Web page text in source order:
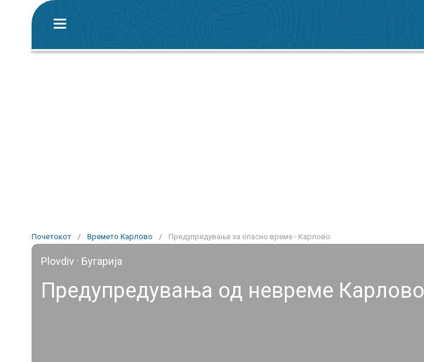
Почетокот / Времето Карлово / Предупредувања за опасно време - Карлово
Plovdiv · Бугарија
Предупредувања од невреме Карлово